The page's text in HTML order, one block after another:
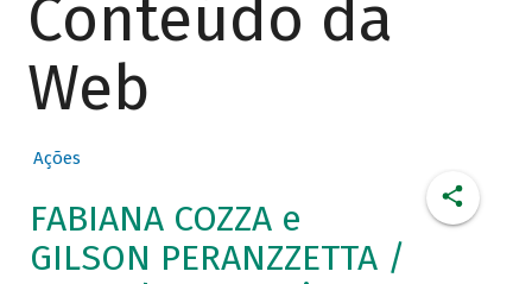
Conteúdo da
Web
Ações
FABIANA COZZA e
GILSON PERANZZETTA /